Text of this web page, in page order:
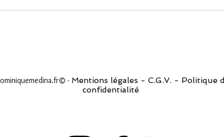
- Mentions légales - C.G.V. - Politique
confidentialité